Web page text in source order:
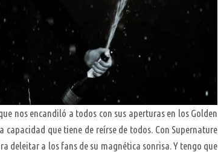
nos encandiló a todos con sus aperturas en los Golden
que tiene de reírse de todos. Con Supernature
deleitar a los fans de su magnética sonrisa. Y tengo que